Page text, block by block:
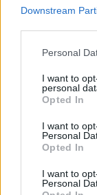
Downstream
Personal
I want to
personal
Opted In
I want to
Personal
Opted In
I want to
Personal